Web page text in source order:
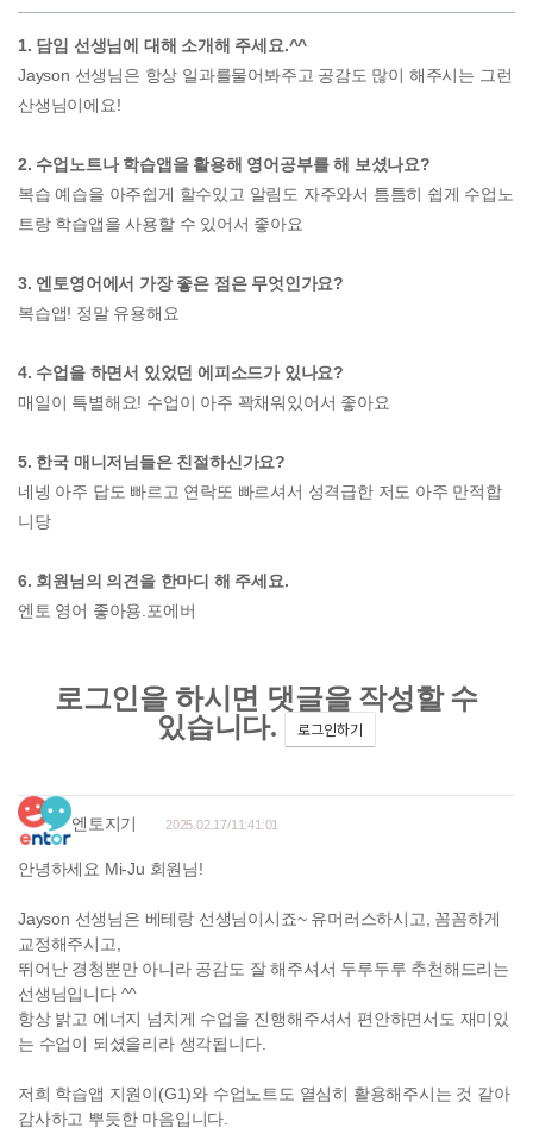
1. 담임 선생님에 대해 소개해 주세요.^^
Jayson 선생님은 항상 일과를물어봐주고 공감도 많이 해주시는 그런
산생님이에요!
2. 수업노트나 학습앱을 활용해 영어공부를 해 보셨나요?
복습 예습을 아주쉽게 할수있고 알림도 자주와서 틈틈히 쉽게 수업노
트랑 학습앱을 사용할 수 있어서 좋아요
3. 엔토영어에서 가장 좋은 점은 무엇인가요?
복습앱! 정말 유용해요
4. 수업을 하면서 있었던 에피소드가 있나요?
매일이 특별해요! 수업이 아주 꽉채워있어서 좋아요
5. 한국 매니저님들은 친절하신가요?
네넹 아주 답도 빠르고 연락또 빠르셔서 성격급한 저도 아주 만적합
니당
6. 회원님의 의견을 한마디 해 주세요.
엔토 영어 좋아용.포에버